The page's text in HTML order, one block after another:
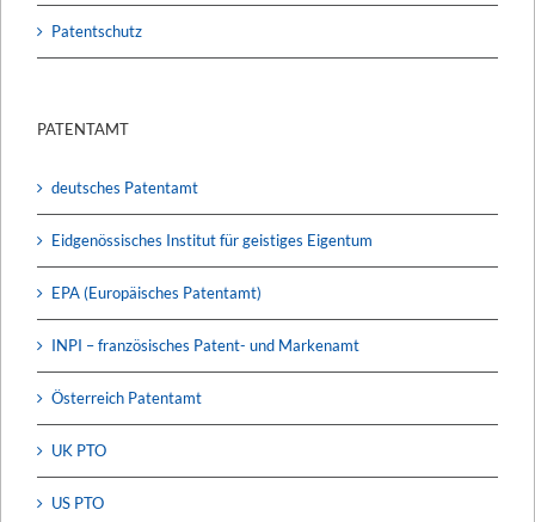
Patentschutz
PATENTAMT
deutsches Patentamt
Eidgenössisches Institut für geistiges Eigentum
EPA (Europäisches Patentamt)
INPI – französisches Patent- und Markenamt
Österreich Patentamt
UK PTO
US PTO